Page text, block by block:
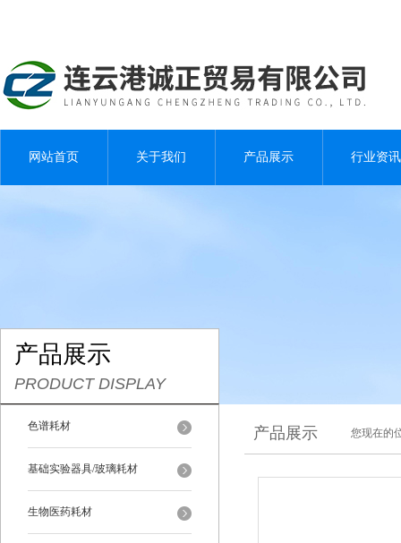
网站首页 关于我们 产品展示 行业资讯
产品展示
PRODUCT DISPLAY
色谱耗材
基础实验器具/玻璃耗材
生物医药耗材
产品展示 您现在的